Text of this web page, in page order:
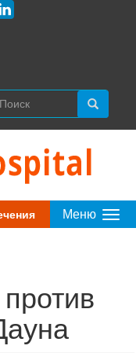
Меню